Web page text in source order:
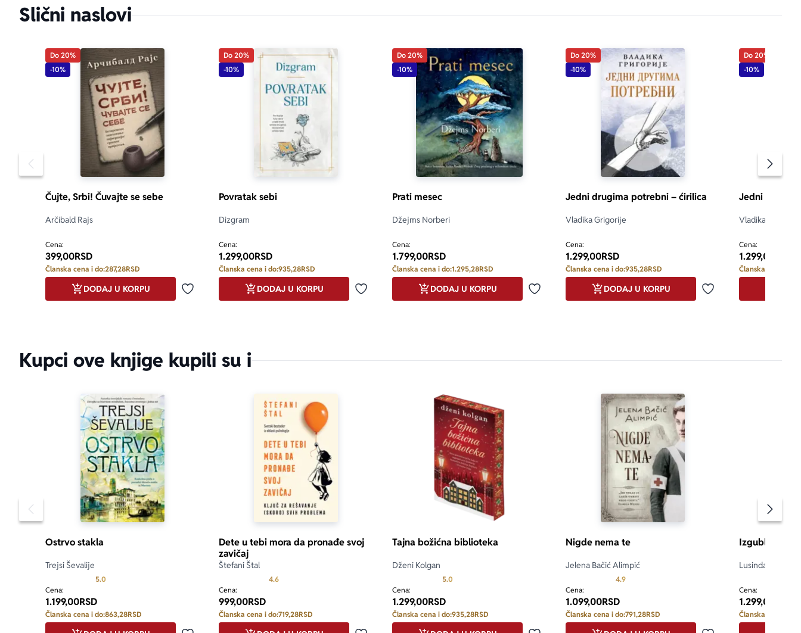
Slični naslovi
Pomeranje sadržaja slajdera u levo
Do 20%
-10%
Čujte, Srbi! Čuvajte se sebe
Arčibald Rajs
Cena:
399,00RSD
Članska cena i do:287,28RSD
Dodaj u omiljene
DODAJ U KORPU
Do 20%
-10%
Povratak sebi
Dizgram
Cena:
1.299,00RSD
Članska cena i do:935,28RSD
Dodaj u omiljene
DODAJ U KORPU
Do 20%
-10%
Prati mesec
Džejms Norberi
Cena:
1.799,00RSD
Članska cena i do:1.295,28RSD
Dodaj u omiljene
DODAJ U KORPU
Do 20%
-10%
Jedni drugima potrebni – ćirilica
Vladika Grigorije
Cena:
1.299,00RSD
Članska cena i do:935,28RSD
Dodaj u omiljene
DODAJ U KORPU
Do 20%
-10%
Jedni
Vladika Grigorije
Cena:
1.299,00
Članska cena i do:
Kupci ove knjige kupili su i
Pomeranje sadržaja slajdera u levo
Ostrvo stakla
Trejsi Ševalije
5.0
Cena:
1.199,00RSD
Članska cena i do:863,28RSD
Dete u tebi mora da pronađe svoj
zavičaj
Štefani Štal
4.6Prosecna ocena je 4.6 od 5
Cena:
999,00RSD
Članska cena i do:719,28RSD
Tajna božićna biblioteka
Dženi Kolgan
5.0
Cena:
1.299,00RSD
Članska cena i do:935,28RSD
Nigde nema te
Jelena Bačić Alimpić
4.9Prosecna ocena je 4.9 od 5
Cena:
1.099,00RSD
Članska cena i do:791,28RSD
Izgubljena
Lusinda Rajli
Cena:
1.299,00
Članska cena i do: